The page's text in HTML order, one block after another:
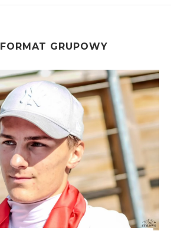
FORMAT GRUPOWY